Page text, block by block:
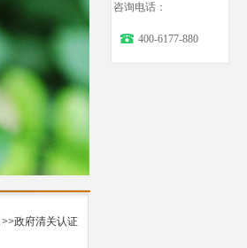
>>政府清关认证
咨询电话：
400-6177-880